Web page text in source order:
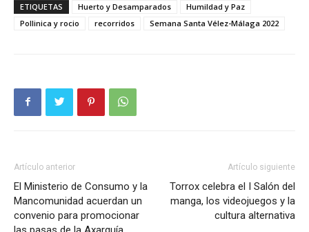
ETIQUETAS Huerto y Desamparados
Humildad y Paz
Pollinica y rocio
recorridos Semana Santa Vélez-Málaga 2022
Artículo anterior
El Ministerio de Consumo y la
Mancomunidad acuerdan un
convenio para promocionar
Artículo siguiente
Torrox celebra el I Salón del
manga, los videojuegos y la
cultura alternativa